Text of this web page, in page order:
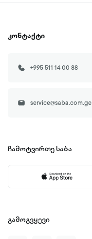
კონტაქტი
+995 511 14 00 88
service@saba.com.ge
ჩამოტვირთე საბა
გამოგვყევი